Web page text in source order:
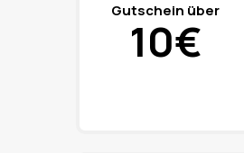
Gutschein über
10€